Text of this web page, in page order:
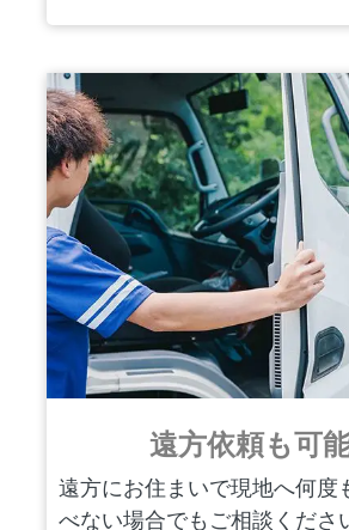
遠方依頼も可
遠方にお住まいで現地へ何度
べない場合でもご相談くださ